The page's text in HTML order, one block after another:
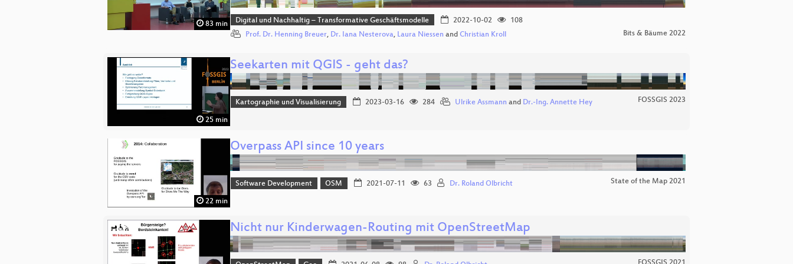
83 min Digital und Nachhaltig – Transformative Geschäftsmodelle 2022-10-02
108
Prof. Dr. Henning Breuer, Dr. Iana Nesterova, Laura Niessen and Christian Kroll Bits & Bäume 2022
25 min
Seekarten mit QGIS - geht das?
Kartographie und Visualisierung 2023-03-16 284 Ulrike Assmann and Dr.-Ing. Annette Hey FOSSGIS 2023
22 min
Overpass API since 10 years
Software Development OSM 2021-07-11 63 Dr. Roland Olbricht State of the Map 2021
Nicht nur Kinderwagen-Routing mit OpenStreetMap